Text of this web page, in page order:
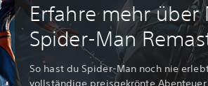
Erfahre mehr über
Spider-Man
So hast du Spider-Man noch nie
vollständige preisgekrönte